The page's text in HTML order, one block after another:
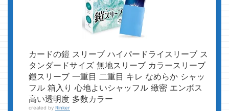
カードの鎧 スリーブ ハイパードライスリーブ ス
タンダードサイズ 無地スリーブ カラースリーブ
鎧スリーブ 一重目 二重目 キレ なめらか シャッ
フル 箱入り 心地よいシャッフル 緻密 エンボス
高い透明度 多数カラー
created by Rinker